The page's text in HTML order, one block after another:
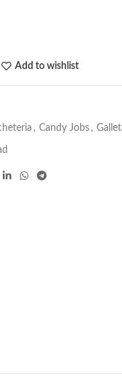
Add to wishlist
, Candy Jobs ,